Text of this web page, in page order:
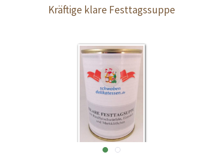
Kräftige klare Festtagssuppe